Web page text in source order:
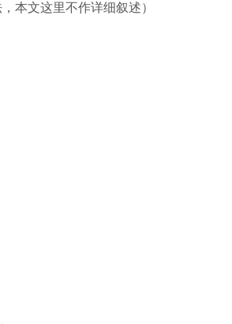
本文这里不作详细叙述）